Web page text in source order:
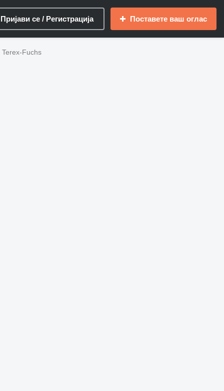
Пријави се / Регистрација Поставете ваш оглас
Terex-Fuchs